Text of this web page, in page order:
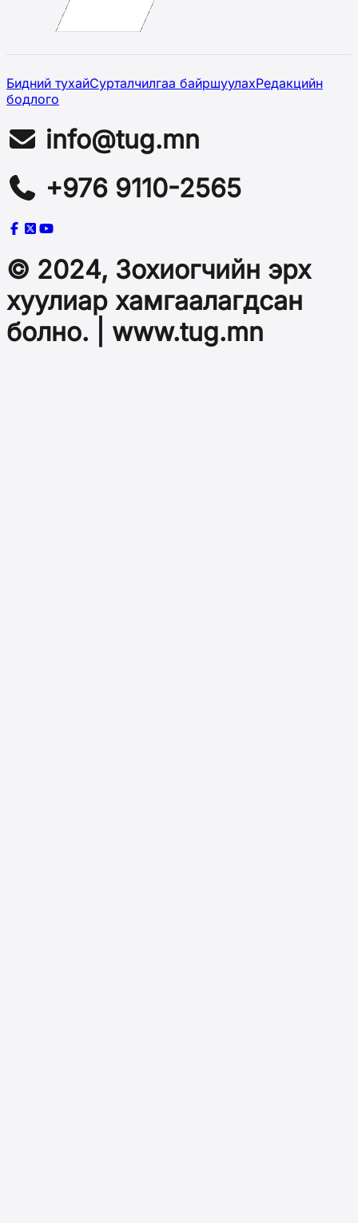
Бидний тухайСурталчилгаа байршуулахРедакцийн
бодлого
info@tug.mn
+976 9110-2565
© 2024, Зохиогчийн эрх
хуулиар хамгаалагдсан
болно. | www.tug.mn